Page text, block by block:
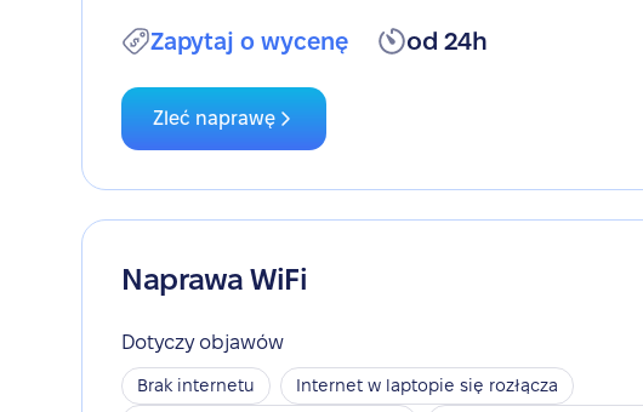
Zapytaj o wycenę od 24h
Zleć naprawę
Naprawa WiFi
Dotyczy objawów
Brak internetu
Internet w laptopie się rozłącza